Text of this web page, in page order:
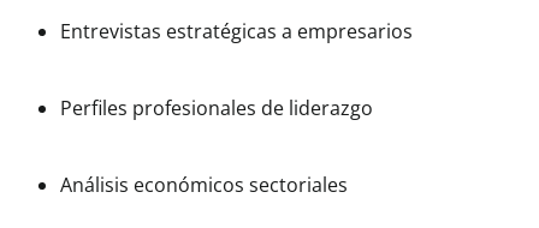
Entrevistas estratégicas a empresarios
Perfiles profesionales de liderazgo
Análisis económicos sectoriales